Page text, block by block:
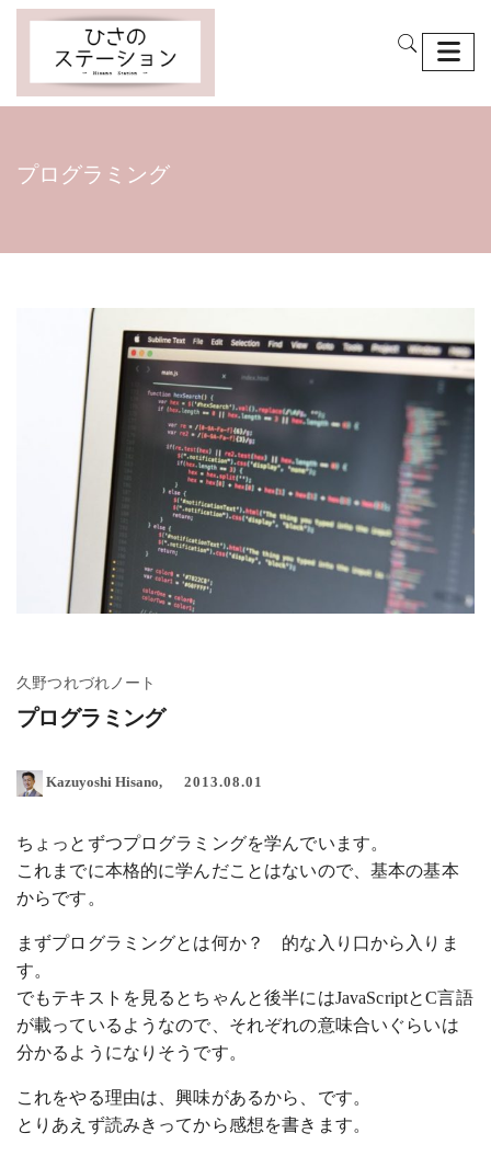
プログラミング
久野つれづれノート
プログラミング
Kazuyoshi Hisano 2013.08.01
ちょっとずつプログラミングを学んでいます。
これまでに本格的に学んだことはないので、基本の基本
からです。
まずプログラミングとは何か？ 的な入り口から入りま
す。
でもテキストを見るとちゃんと後半にはJavaScriptとC言語
が載っているようなので、それぞれの意味合いぐらいは
分かるようになりそうです。
これをやる理由は、興味があるから、です。
とりあえず読みきってから感想を書きます。